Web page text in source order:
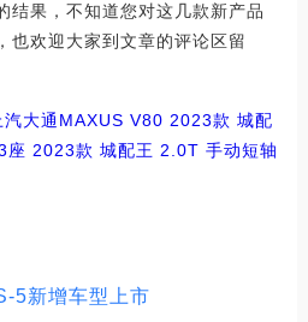
结果，不知道您对这几款新产品
也欢迎大家到文章的评论区留
汽大通MAXUS V80 2023款 城配
座 2023款 城配王 2.0T 手动短轴
5新增车型上市